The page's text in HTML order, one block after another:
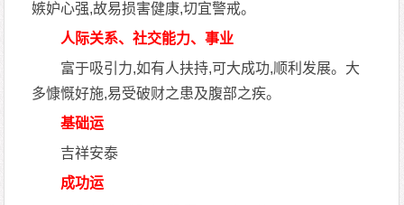
嫉妒心强,故易损害健康,切宜警戒。
人际关系、社交能力、事业
富于吸引力,如有人扶持,可大成功,顺利发展。大
多慷慨好施,易受破财之患及腹部之疾。
基础运
吉祥安泰
成功运